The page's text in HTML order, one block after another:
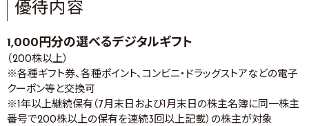
優待内容
1,000円分の選べるデジタルギフト
（200株以上）
※各種ギフト券、各種ポイント、コンビニ・ドラッグストアなどの電子
クーポン等と交換可
※1年以上継続保有（7月末日および1月末日の株主名簿に同一株主
番号で200株以上の保有を連続3回以上記載）の株主が対象